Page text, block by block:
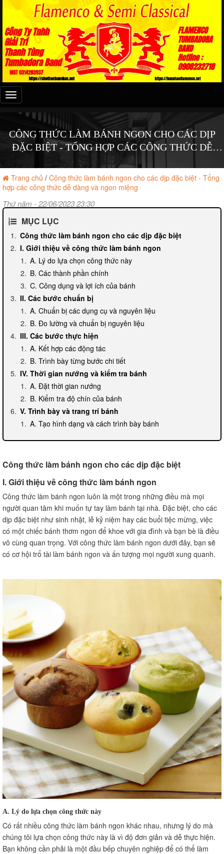
Đây
là
menu
CÔNG THỨC LÀM BÁNH NGON CHO CÁC DỊP
ĐẶC BIỆT - TỔNG HỢP CÁC CÔNG THỨC DỄ
DÀNG VÀ NGON MIỆNG
Trang chủ / Công thức làm bánh ngon cho các dịp đặc biệt - Tổng
hợp các công thức dễ dàng và ngon miệng
Thứ năm - 22/06/2023 23:30
MỤC LỤC
Công thức làm bánh ngon cho các dịp đặc biệt
I. Giới thiệu về công thức làm bánh ngon
A. Lý do lựa chọn công thức này
B. Các thành phần chính
C. Công dụng và lợi ích của bánh
II. Các bước chuẩn bị
A. Chuẩn bị các dụng cụ và nguyên liệu
B. Đo lường và chuẩn bị nguyên liệu
III. Các bước thực hiện
A. Kết hợp các động tác
B. Trình bày từng bước chi tiết
IV. Thời gian nướng và kiểm tra bánh
A. Đặt thời gian nướng
B. Kiểm tra độ chín của bánh
V. Trình bày và trang trí bánh
A. Tạo hình dạng và cách trình bày bánh
A. Các lưu ý về nhiệt độ và thời gian
VII. Các biến thể và thay đổi
A. Các biến thể hương vị
B. Cách thay đổi thành phần
VIII. Lời kết
A. Tổng kết lại lợi ích và giá trị của công thức
B. Khuyến khích đọc giả thử nghiệm và tận hưởng
IX. Câu hỏi thường gặp về công thức làm bánh ngon
C. Các câu hỏi về các bước thực hiện
X. Câu trả lời cho câu hỏi thường gặp
A. Giải đáp các câu hỏi về thay thế nguyên liệu
B. Giải đáp các câu hỏi về thời gian và nhiệt độ nướng
C. Giải đáp các câu hỏi về các bước thực hiện
XI. Một số gợi ý và mẹo để làm bánh ngon hơn
A. Cách làm bánh thơm và mềm mịn
B. Một số gợi ý trang trí bánh đẹp mắt
XII. Những lưu ý về bảo quản và sử dụng
A. Cách bảo quản bánh
B. Thời gian sử dụng tối đa
XIII. Cách phục vụ và thưởng thức bánh
A. Cách cắt và phục vụ bánh
B. Cách thưởng thức và kết hợp bánh
XIV. Lời cảm ơn và lời chúc
A. Cảm ơn sự quan tâm và thử nghiệm
B. Lời chúc tốt đẹp
Công thức làm bánh ngon cho các dịp đặc biệt
I. Giới thiệu về công thức làm bánh ngon
Công thức làm bánh ngon luôn là một trong những điều mà mọi
người quan tâm khi muốn tự tay làm bánh tại nhà. Đặc biệt, cho các
dịp đặc biệt như sinh nhật, lễ kỷ niệm hay các buổi tiệc mừng, việc
có một chiếc bánh thơm ngon để khoe với gia đình và bạn bè là điều
vô cùng quan trọng. Với công thức làm bánh ngon dưới đây, bạn sẽ
có cơ hội trổ tài làm bánh ngon và ấn tượng mọi người xung quanh.
A. Lý do lựa chọn công thức này
Có rất nhiều công thức làm bánh ngon khác nhau, nhưng lý do mà
chúng tôi lựa chọn công thức này là vì độ đơn giản và dễ thực hiện.
Bạn không cần phải là một đầu bếp chuyên nghiệp để có thể làm